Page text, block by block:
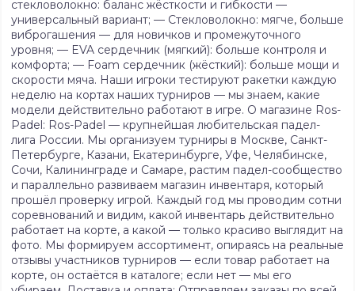
стекловолокно: баланс жёсткости и гибкости —
универсальный вариант; — Стекловолокно: мягче, больше
виброгашения — для новичков и промежуточного
уровня; — EVA сердечник (мягкий): больше контроля и
комфорта; — Foam сердечник (жёсткий): больше мощи и
скорости мяча. Наши игроки тестируют ракетки каждую
неделю на кортах наших турниров — мы знаем, какие
модели действительно работают в игре. О магазине Ros-
Padel: Ros-Padel — крупнейшая любительская падел-
лига России. Мы организуем турниры в Москве, Санкт-
Петербурге, Казани, Екатеринбурге, Уфе, Челябинске,
Сочи, Калининграде и Самаре, растим падел-сообщество
и параллельно развиваем магазин инвентаря, который
прошёл проверку игрой. Каждый год мы проводим сотни
соревнований и видим, какой инвентарь действительно
работает на корте, а какой — только красиво выглядит на
фото. Мы формируем ассортимент, опираясь на реальные
отзывы участников турниров — если товар работает на
корте, он остаётся в каталоге; если нет — мы его